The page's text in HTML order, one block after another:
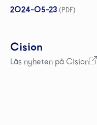
2024-05-23 (PDF)
Cision
Läs nyheten på Cision